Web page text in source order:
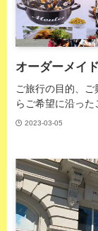
オーダーメイ
ご旅行の目的、
らご希望に沿った
2023-03-05